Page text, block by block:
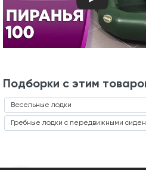
Подборки с этим
Весельные лодки
Гребные лодки с передвижными